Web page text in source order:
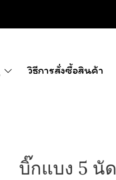
วิธีการสั่งซื้อสินค้า
บิ๊กแบง 5 นัด